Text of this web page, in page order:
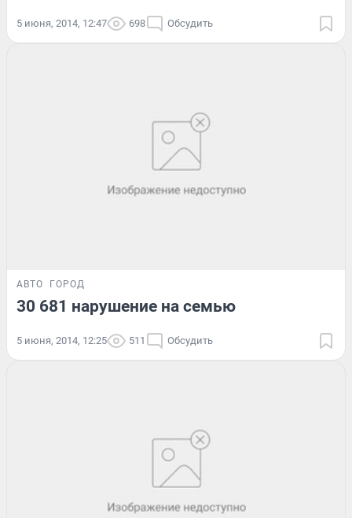
5 июня, 2014, 12:47 698 Обсудить
АВТО ГОРОД
30 681 нарушение на семью
5 июня, 2014, 12:25 511 Обсудить